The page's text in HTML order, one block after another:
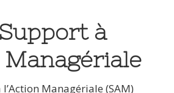
à
Managériale
Managériale (SAM)